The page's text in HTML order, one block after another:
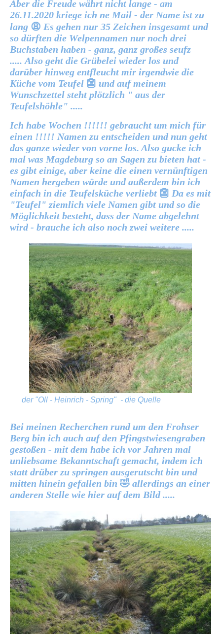
Aber die Freude währt nicht lange - am
26.11.2020 kriege ich ne Mail - der Name ist zu
lang 😩 Es gehen nur 35 Zeichen insgesamt und
so dürften die Welpennamen nur noch drei
Buchstaben haben - ganz, ganz großes seufz
..... Also geht die Grübelei wieder los und
darüber hinweg entfleucht mir irgendwie die
Küche vom Teufel 👺 und auf meinem
Wunschzettel steht plötzlich " aus der
Teufelshöhle" .....
Ich habe Wochen !!!!!! gebraucht um mich für
einen !!!!! Namen zu entscheiden und nun geht
das ganze wieder von vorne los. Also gucke ich
mal was Magdeburg so an Sagen zu bieten hat -
es gibt einige, aber keine die einen vernünftigen
Namen hergeben würde und außerdem bin ich
einfach in die Teufelsküche verliebt 👺 Da es mit
"Teufel" ziemlich viele Namen gibt und so die
Möglichkeit besteht, dass der Name abgelehnt
wird - brauche ich also noch zwei weitere .....
der "Oll - Heinrich - Spring" - die Quelle
Bei meinen Recherchen rund um den Frohser
Berg bin ich auch auf den Pfingstwiesengraben
gestoßen - mit dem habe ich vor Jahren mal
unliebsame Bekanntschaft gemacht, indem ich
statt drüber zu springen ausgerutscht bin und
mitten hinein gefallen bin 🤣 allerdings an einer
anderen Stelle wie hier auf dem Bild .....